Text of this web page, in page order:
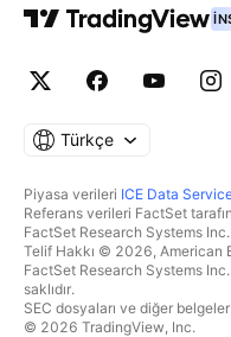
Türkçe
Piyasa verileri ICE Data
Referans verileri FactSet
FactSet Research Systems Inc.
Telif Hakkı © 2026, American
FactSet Research Systems
saklıdır.
SEC dosyaları ve diğer belgeler
© 2026 TradingView, Inc.